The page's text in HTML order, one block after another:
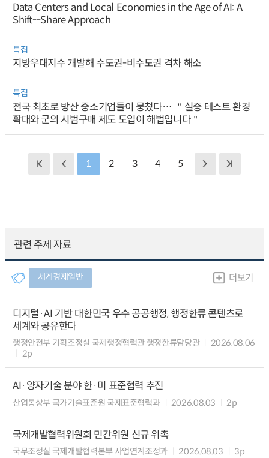
Data Centers and Local Economies in the Age of AI: A
Shift--Share Approach
특집
지방우대지수 개발해 수도권-비수도권 격차 해소
특집
전국 최초로 방산 중소기업들이 뭉쳤다… ＂실증 테스트 환경
확대와 군의 시범구매 제도 도입이 해법입니다＂
1 2 3 4 5
관련 주제 자료
세계경제일반 더보기
디지털·AI 기반 대한민국 우수 공공행정, 행정한류 콘텐츠로
세계와 공유한다
행정안전부 기획조정실 국제행정협력관 행정한류담당관
2026.08.06
2p
AI·양자기술 분야 한·미 표준협력 추진
산업통상부 국가기술표준원 국제표준협력과 2026.08.03 2p
국제개발협력위원회 민간위원 신규 위촉
국무조정실 국제개발협력본부 사업연계조정과 2026.08.03 3p